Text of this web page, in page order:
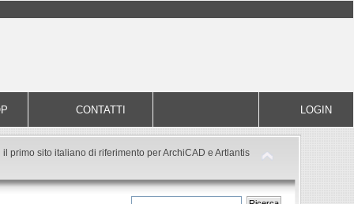
CONTATTI LOGIN
il primo sito italiano di riferimento per ArchiCAD e Artlantis